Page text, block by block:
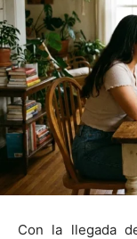
Con la llegada